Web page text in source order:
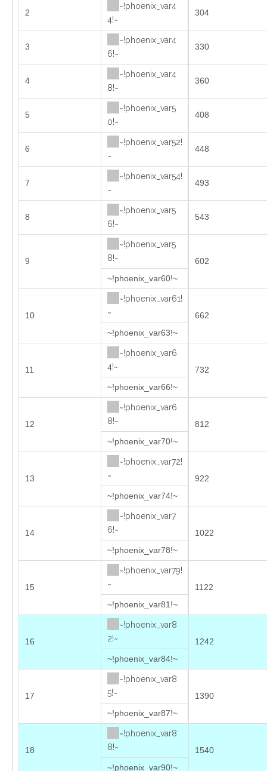
2
~!phoenix_var4
4!~
304
3
~!phoenix_var4
6!~
330
4
~!phoenix_var4
8!~
360
5
~!phoenix_var5
0!~
408
6
~!phoenix_var52!
~
448
7
~!phoenix_var54!
~
493
8
~!phoenix_var5
6!~
543
9
~!phoenix_var5
8!~
602
~!phoenix_var60!~
10
~!phoenix_var61!
~
662
~!phoenix_var63!~
11
~!phoenix_var6
4!~
732
~!phoenix_var66!~
12
~!phoenix_var6
8!~
812
~!phoenix_var70!~
13
~!phoenix_var72!
~
922
~!phoenix_var74!~
14
~!phoenix_var7
6!~
1022
~!phoenix_var78!~
15
~!phoenix_var79!
~
1122
~!phoenix_var81!~
16
~!phoenix_var8
2!~
1242
~!phoenix_var84!~
17
~!phoenix_var8
5!~
1390
~!phoenix_var87!~
18
~!phoenix_var8
8!~
1540
~!phoenix_var90!~